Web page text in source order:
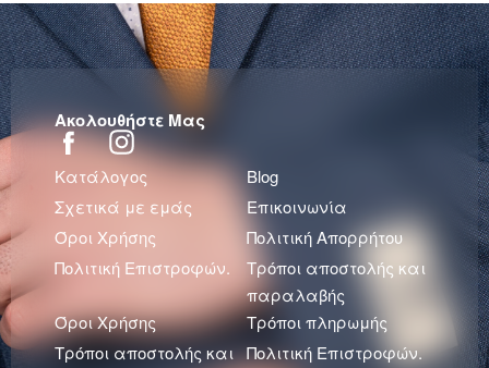
Ακολουθήστε Μας
Κατάλογος
Blog
Σχετικά με εμάς
Επικοινωνία
Όροι Χρήσης
Πολιτική Απορρήτου
Πολιτική Επιστροφών.
Τρόποι αποστολής και
παραλαβής
Όροι Χρήσης
Τρόποι πληρωμής
Τρόποι αποστολής και Πολιτική Επιστροφών.